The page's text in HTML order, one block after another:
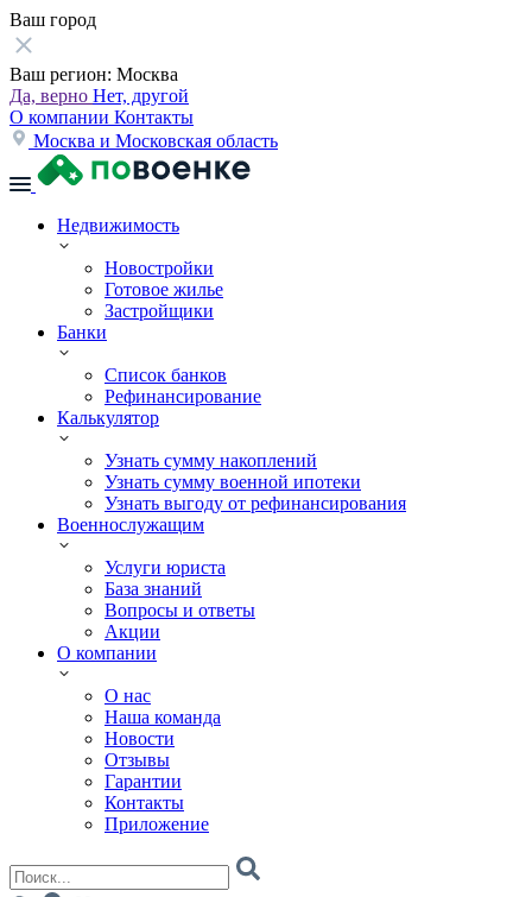
Ваш город
Ваш регион: Москва
Да, верно Нет, другой
О компании Контакты
Москва и Московская область
Недвижимость
Новостройки
Готовое жилье
Застройщики
Банки
Список банков
Рефинансирование
Калькулятор
Узнать сумму накоплений
Узнать сумму военной ипотеки
Узнать выгоду от рефинансирования
Военнослужащим
Услуги юриста
База знаний
Вопросы и ответы
Акции
О компании
О нас
Наша команда
Новости
Отзывы
Гарантии
Контакты
Приложение